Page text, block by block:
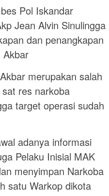
Pol Iskandar
Jean Alvin Sinulingga
dan penangkapan
Akbar
merupakan salah
res narkoba
target operasi sudah
adanya informasi
Pelaku Inisial MAK
menyimpan Narkoba
satu Warkop dikota